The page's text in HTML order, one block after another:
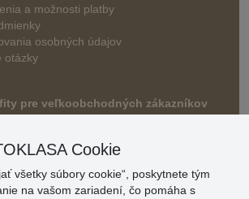
a možnosti platby
osobných údajov
otázky
pre veľkoobchodných zákazníkov
Cookie
všetky súbory cookie“, poskytnete tým
na vašom zariadení, čo pomáha s